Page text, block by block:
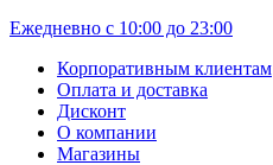
Ежедневно с 10:00 до 23:00
Корпоративным клиентам
Оплата и доставка
Дисконт
О компании
Магазины